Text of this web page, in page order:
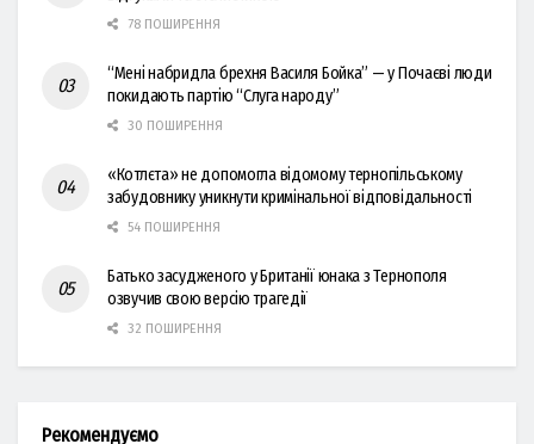
78 ПОШИРЕННЯ
“Мені набридла брехня Василя Бойка” — у Почаєві люди
покидають партію “Слуга народу”
30 ПОШИРЕННЯ
«Котлєта» не допомогла відомому тернопільському
забудовнику уникнути кримінальної відповідальності
54 ПОШИРЕННЯ
Батько засудженого у Британії юнака з Тернополя
озвучив свою версію трагедії
32 ПОШИРЕННЯ
Рекомендуємо